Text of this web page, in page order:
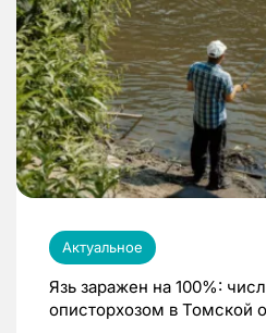
Актуальное
Язь заражен на 100%:
описторхозом в Томской